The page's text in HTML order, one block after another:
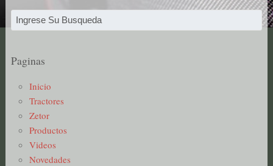
Paginas
Inicio
Tractores
Zetor
Productos
Videos
Novedades